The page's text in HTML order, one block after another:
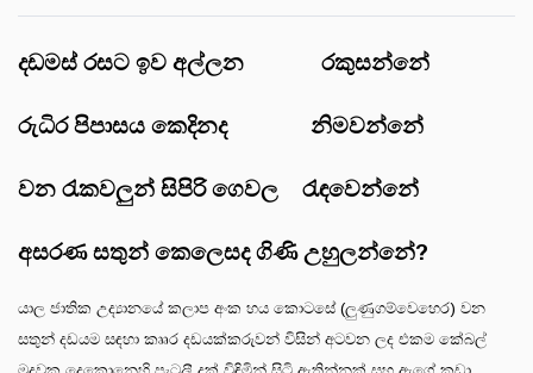
දඩමස් රසට ඉව අල්ලන රකුසන්නේ
රුධිර පිපාසය කෙදිනද නිමවන්නේ
වන රැකවලුන් සිපිරි ගෙවල රැඳවෙන්නේ
අසරණ සතුන් කෙලෙසද ගිණි උහුලන්නේ?
යාල ජාතික උද්‍යානයේ කලාප අංක හය කොටසේ (ලුණුගම්වෙහෙර) වන
සතුන් දඩයම සඳහා කෲර දඩයක්කරුවන් විසින් අටවන ලද එකම කේබල්